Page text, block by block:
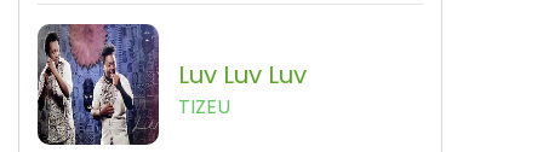
Luv Luv Luv
TIZEU